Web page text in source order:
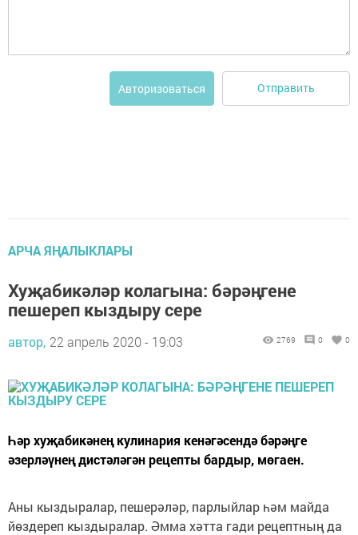
Авторизоваться Отправить
АРЧА ЯҢАЛЫКЛАРЫ
Хуҗабикәләр колагына: бәрәңгене
пешереп кыздыру сере
автор, 22 апрель 2020 - 19:03 2769 0 0
Һәр хуҗабикәнең кулинария кенәгәсендә бәрәңге
әзерләүнең дистәләгән рецепты бардыр, мөгаен.
Аны кыздыралар, пешерәләр, парлыйлар һәм майда
йөздереп кыздыралар. Әмма хәтта гади рецептның да